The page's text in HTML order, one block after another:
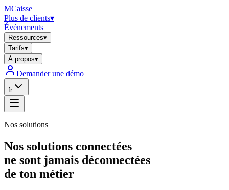
MCaisse
Plus de clients▾
Événements
Ressources▾
Tarifs▾
À propos▾
Demander une démo
fr
Nos solutions
Nos solutions connectées
ne sont jamais déconnectées
de ton métier